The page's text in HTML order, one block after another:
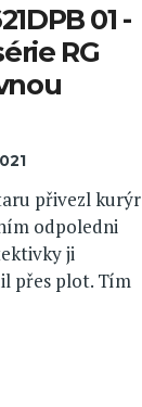
01 -
RG
přivezl kurýr
odpoledni
ji
přes plot. Tím